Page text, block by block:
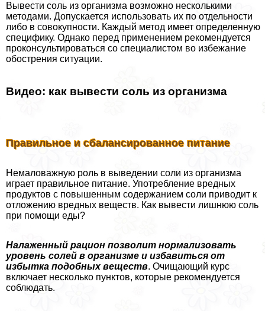
Вывести соль из организма возможно несколькими
методами. Допускается использовать их по отдельности
либо в совокупности. Каждый метод имеет определенную
специфику. Однако перед применением рекомендуется
проконсультироваться со специалистом во избежание
обострения ситуации.
Видео: как вывести соль из организма
Правильное и сбалансированное питание
Немаловажную роль в выведении соли из организма
играет правильное питание. Употрeбление вредных
продуктов с повышенным содержанием соли приводит к
отложению вредных веществ. Как вывести лишнюю соль
при помощи еды?
Налаженный рацион позволит нормализовать
уровень солей в организме и избавиться от
избытка подобных веществ. Очищающий курс
включает несколько пунктов, которые рекомендуется
соблюдать.